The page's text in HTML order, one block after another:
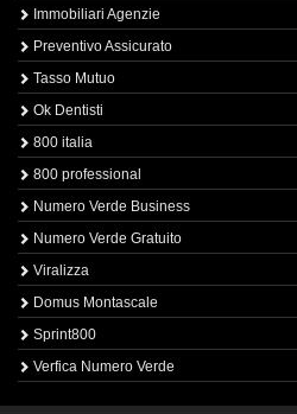
Immobiliari Agenzie
Preventivo Assicurato
Tasso Mutuo
Ok Dentisti
800 italia
800 professional
Numero Verde Business
Numero Verde Gratuito
Viralizza
Domus Montascale
Sprint800
Verfica Numero Verde